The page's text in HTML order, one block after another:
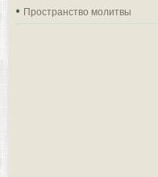
Пространство молитвы